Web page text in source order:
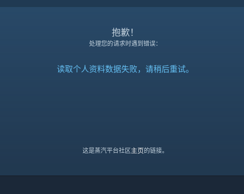
抱歉！
处理您的请求时遇到错误：
读取个人资料数据失败，请稍后重试。
这是蒸汽平台社区主页的链接。